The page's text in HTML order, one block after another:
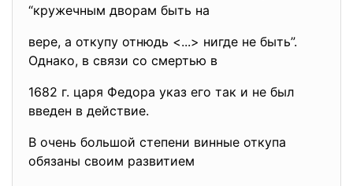
“кружечным дворам быть на
вере, а откупу отнюдь <...> нигде не быть”.
Однако, в связи со смертью в
1682 г. царя Федора указ его так и не был
введен в действие.
В очень большой степени винные откупа
обязаны своим развитием